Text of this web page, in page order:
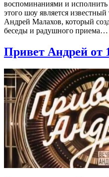
воспоминаниями и
этого шоу является
Андрей Малахов, который
беседы и радушного приема…
Привет Андрей от